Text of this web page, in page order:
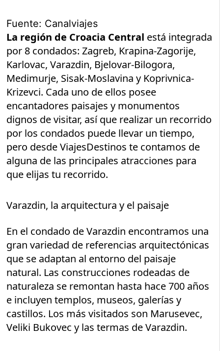
Fuente: Canalviajes
La región de Croacia Central está integrada
por 8 condados: Zagreb, Krapina-Zagorije,
Karlovac, Varazdin, Bjelovar-Bilogora,
Medimurje, Sisak-Moslavina y Koprivnica-
Krizevci. Cada uno de ellos posee
encantadores paisajes y monumentos
dignos de visitar, así que realizar un recorrido
por los condados puede llevar un tiempo,
pero desde ViajesDestinos te contamos de
alguna de las principales atracciones para
que elijas tu recorrido.
Varazdin, la arquitectura y el paisaje
En el condado de Varazdin encontramos una
gran variedad de referencias arquitectónicas
que se adaptan al entorno del paisaje
natural. Las construcciones rodeadas de
naturaleza se remontan hasta hace 700 años
e incluyen templos, museos, galerías y
castillos. Los más visitados son Marusevec,
Veliki Bukovec y las termas de Varazdin.